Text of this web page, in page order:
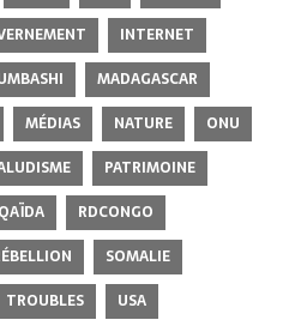
INTERNET
MADAGASCAR
MÉDIAS NATURE
ONU
PATRIMOINE
QAÏDA
RDCONGO
SOMALIE
TROUBLES
USA